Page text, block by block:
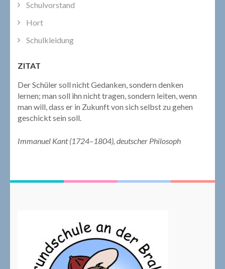
Schulvorstand
Hort
Schulkleidung
ZITAT
Der Schüler soll nicht Gedanken, sondern denken
lernen; man soll ihn nicht tragen, sondern leiten, wenn
man will, dass er in Zukunft von sich selbst zu gehen
geschickt sein soll.
Immanuel Kant (1724–1804), deutscher Philosoph